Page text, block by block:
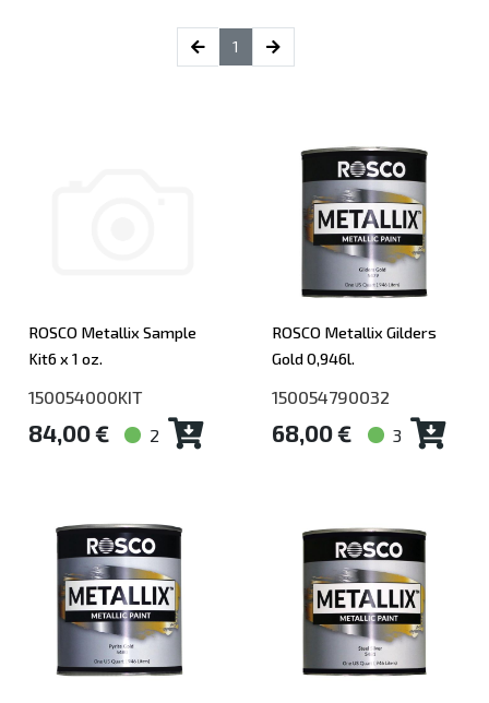
1 (current)
ROSCO Metallix Sample
Kit6 x 1 oz.
150054000KIT
84,00 € 2
ROSCO Metallix Gilders
Gold 0,946l.
150054790032
68,00 € 3